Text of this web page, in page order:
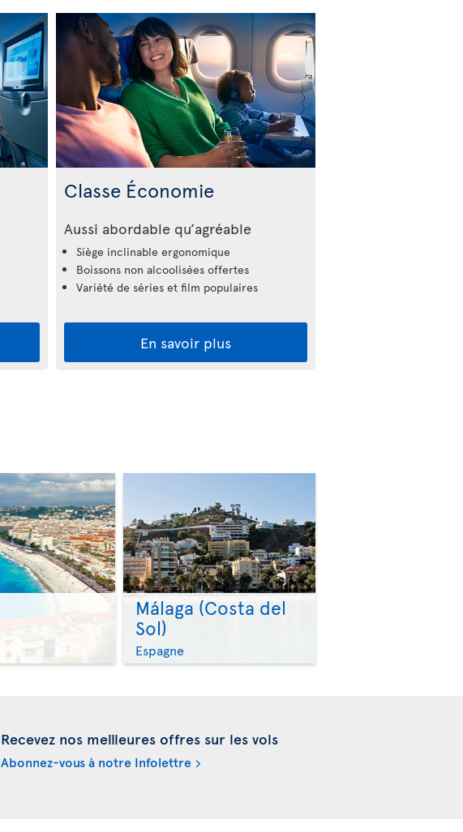
Classe Économie
Aussi abordable qu’agréable
Siège inclinable ergonomique
Boissons non alcoolisées offertes
Variété de séries et film populaires
En savoir plus
>
Málaga (Costa del
Sol)
Espagne
Recevez nos meilleures offres sur les vols
Abonnez-vous à notre Infolettre